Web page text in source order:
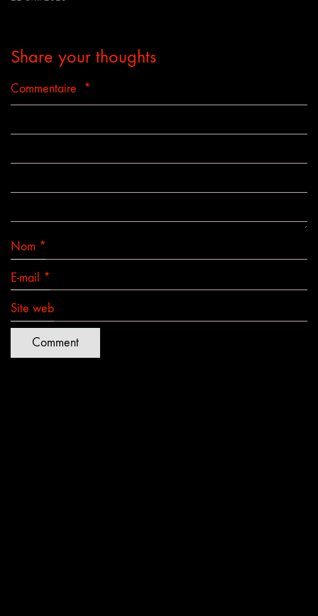
Share your thoughts
Commentaire *
Nom *
E-mail *
Site web